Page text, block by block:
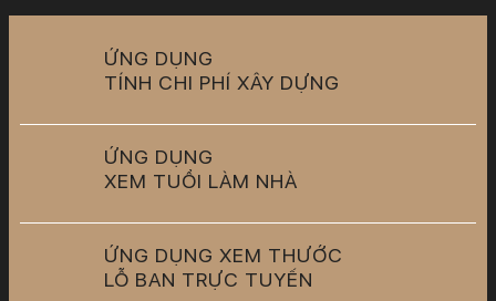
ỨNG DỤNG
TÍNH CHI PHÍ XÂY DỰNG
ỨNG DỤNG
XEM TUỔI LÀM NHÀ
ỨNG DỤNG XEM THƯỚC
LỖ BAN TRỰC TUYẾN